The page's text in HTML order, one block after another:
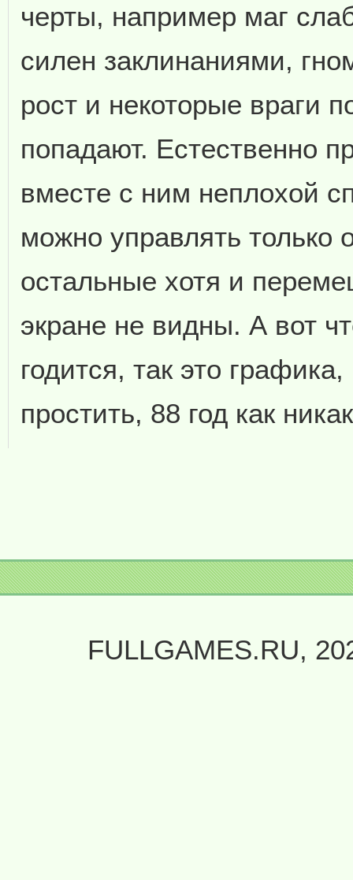
черты, например маг
силен заклинаниями,
рост и некоторые враги
попадают. Естественно
вместе с ним неплохой
можно управлять
остальные хотя и
экране не видны. А вот
годится, так это
простить, 88 год как
FULLGAMES.RU,